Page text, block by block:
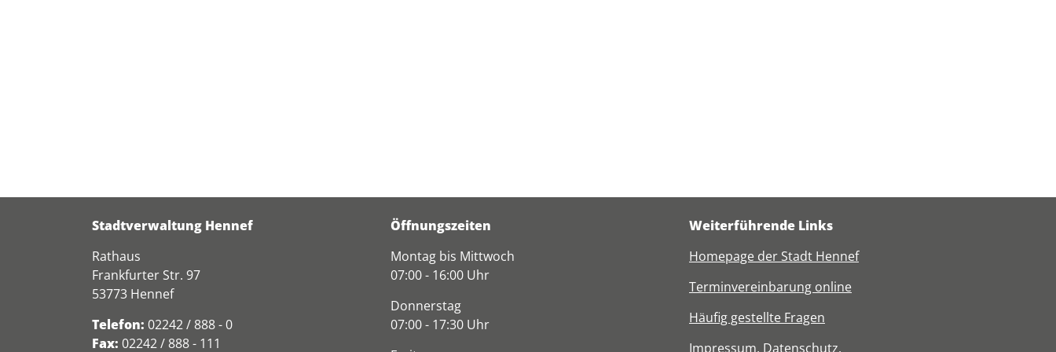
Stadtverwaltung Hennef
Rathaus
Frankfurter Str. 97
53773 Hennef
Telefon: 02242 / 888 - 0
Fax: 02242 / 888 - 111
Öffnungszeiten
Montag bis Mittwoch
07:00 - 16:00 Uhr
Donnerstag
07:00 - 17:30 Uhr
Weiterführende Links
Homepage der Stadt Hennef
Terminvereinbarung online
Häufig gestellte Fragen
Impressum, Datenschutz,